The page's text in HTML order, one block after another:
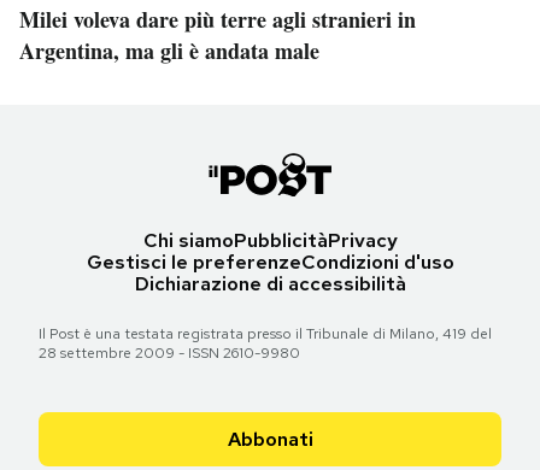
Milei voleva dare più terre agli stranieri in
Argentina, ma gli è andata male
Chi siamoPubblicitàPrivacy
Gestisci le preferenzeCondizioni d'uso
Dichiarazione di accessibilità
Il Post è una testata registrata presso il Tribunale di Milano, 419 del
28 settembre 2009 - ISSN 2610-9980
Abbonati